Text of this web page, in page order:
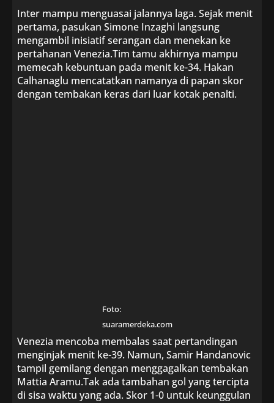
Inter mampu menguasai jalannya laga. Sejak menit
pertama, pasukan Simone Inzaghi langsung
mengambil inisiatif serangan dan menekan ke
pertahanan Venezia.Tim tamu akhirnya mampu
memecah kebuntuan pada menit ke-34. Hakan
Calhanaglu mencatatkan namanya di papan skor
dengan tembakan keras dari luar kotak penalti.
Foto:
suaramerdeka.com
Venezia mencoba membalas saat pertandingan
menginjak menit ke-39. Namun, Samir Handanovic
tampil gemilang dengan menggagalkan tembakan
Mattia Aramu.Tak ada tambahan gol yang tercipta
di sisa waktu yang ada. Skor 1-0 untuk keunggulan